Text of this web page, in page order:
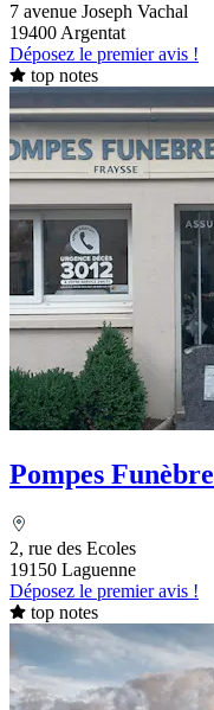
7 avenue Joseph Vachal
19400 Argentat
Déposez le premier avis !
top notes
Pompes
2, rue des Ecoles
19150 Laguenne
Déposez le premier avis !
top notes